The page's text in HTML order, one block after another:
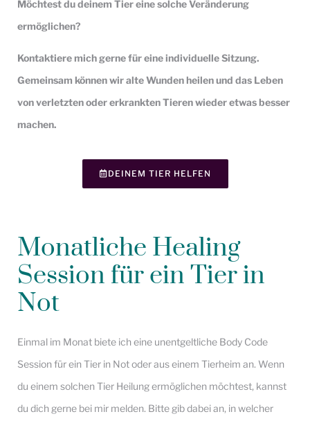
Möchtest du deinem Tier eine solche Veränderung
ermöglichen?
Kontaktiere mich gerne für eine individuelle Sitzung.
Gemeinsam können wir alte Wunden heilen und das Leben
von verletzten oder erkrankten Tieren wieder etwas besser
machen.
DEINEM TIER HELFEN
Monatliche Healing
Session für ein Tier in
Not
Einmal im Monat biete ich eine unentgeltliche Body Code
Session für ein Tier in Not oder aus einem Tierheim an. Wenn
du einem solchen Tier Heilung ermöglichen möchtest, kannst
du dich gerne bei mir melden. Bitte gib dabei an, in welcher